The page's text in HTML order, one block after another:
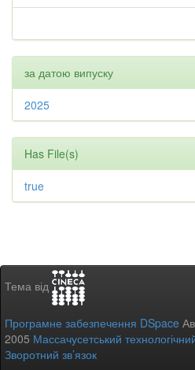
за датою випуску
2025
Has File(s)
true
Тема від
Програмне забезпечення DSpace
2005 Массачусетський
Зворотний зв’язок